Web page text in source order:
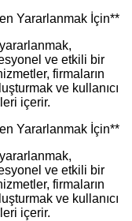
Yararlanmak İçin**
ve etkili bir
firmaların
ve kullanıcı
içerir.
Yararlanmak İçin**
ve etkili bir
firmaların
ve kullanıcı
içerir.